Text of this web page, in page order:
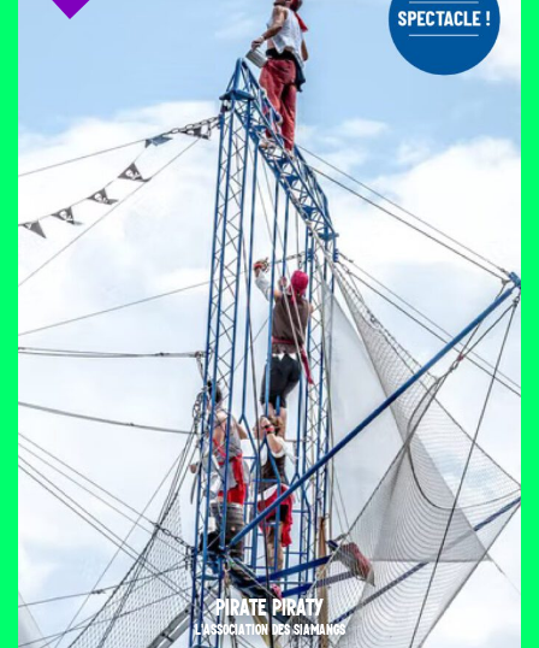
PIRATE PIRATY
L'ASSOCIATION DES SIAMANGS